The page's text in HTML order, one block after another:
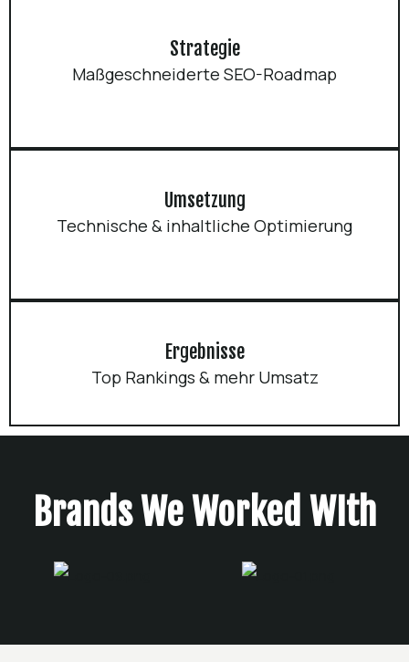
Strategie
Maßgeschneiderte SEO-Roadmap
Umsetzung
Technische & inhaltliche Optimierung
Ergebnisse
Top Rankings & mehr Umsatz
Brands We Worked WIth